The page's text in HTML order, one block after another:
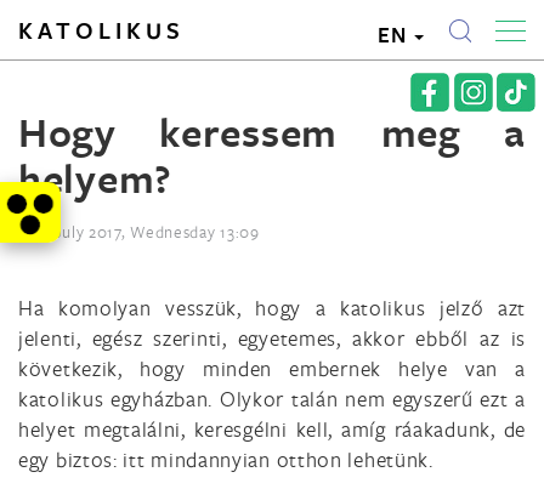
KATOLIKUS EN
Hogy keressem meg a
helyem?
12th July 2017, Wednesday 13:09
Ha komolyan vesszük, hogy a katolikus jelző azt
jelenti, egész szerinti, egyetemes, akkor ebből az is
következik, hogy minden embernek helye van a
katolikus egyházban. Olykor talán nem egyszerű ezt a
helyet megtalálni, keresgélni kell, amíg ráakadunk, de
egy biztos: itt mindannyian otthon lehetünk.